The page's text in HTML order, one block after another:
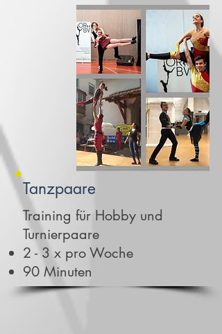
Tanzpaare
Training für Hobby und
Turnierpaare
2 - 3 x pro Woche
90 Minuten